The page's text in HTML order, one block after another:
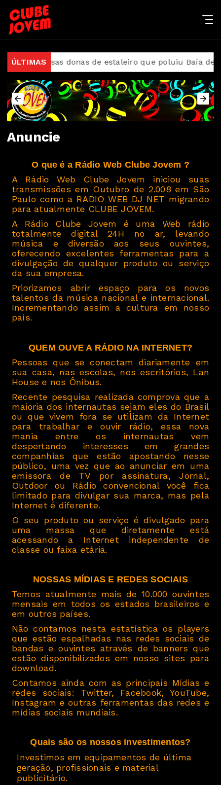
ÚLTIMASdonas de estaleiro que poluiu Baía de
Anuncie
O que é a Rádio Web Clube Jovem ?
A Rádio Web Clube Jovem iniciou suas
transmissões em Outubro de 2.008 em São
Paulo como a RADIO WEB DJ NET migrando
para atualmente CLUBE JOVEM.
A Rádio Clube Jovem é uma Web rádio
totalmente digital 24H no ar, levando
música e diversão aos seus ouvintes,
oferecendo excelentes ferramentas para a
divulgação de qualquer produto ou serviço
da sua empresa.
Priorizamos abrir espaço para os novos
talentos da música nacional e internacional.
Incrementando assim a cultura em nosso
país.
QUEM OUVE A RÁDIO NA INTERNET?
Pessoas que se conectam diariamente em
sua casa, nas escolas, nos escritórios, Lan
House e nos Ônibus.
Recente pesquisa realizada comprova que a
maioria dos internautas sejam eles do Brasil
ou que vivem fora se utilizam da Internet
para trabalhar e ouvir rádio, essa nova
mania entre os internautas vem
despertando interesses em grandes
companhias que estão apostando nesse
público, uma vez que ao anunciar em uma
emissora de TV por assinatura, Jornal,
Outdoor ou Rádio convencional você fica
limitado para divulgar sua marca, mas pela
Internet é diferente.
O seu produto ou serviço é divulgado para
uma massa que diretamente está
acessando a Internet independente de
classe ou faixa etária.
NOSSAS MÍDIAS E REDES SOCIAIS
Temos atualmente mais de 10.000 ouvintes
mensais em todos os estados brasileiros e
em outros países.
Não contamos nesta estatística os players
que estão espalhadas nas redes sociais de
bandas e ouvintes através de banners que
estão disponibilizados em nosso sites para
download.
Contamos ainda com as principais Mídias e
redes sociais: Twitter, Facebook, YouTube,
Instagram e outras ferramentas das redes e
mídias sociais mundiais.
Quais são os nossos investimentos?
Investimos em equipamentos de última
geração, profissionais e material
publicitário.